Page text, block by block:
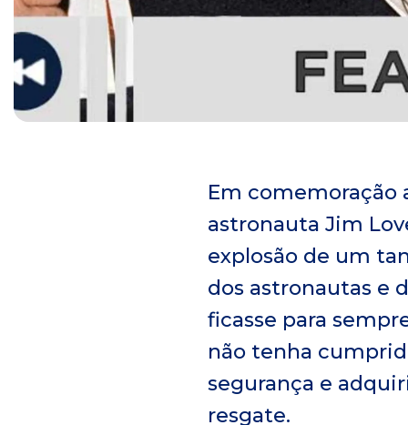
Em comemoração
astronauta Jim
explosão de um
dos astronautas e
ficasse para
não tenha
segurança e
resgate.